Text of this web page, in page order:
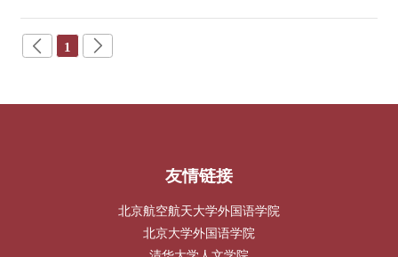
社科学部调研
1
友情链接
北京航空航天大学外国语学院
北京大学外国语学院